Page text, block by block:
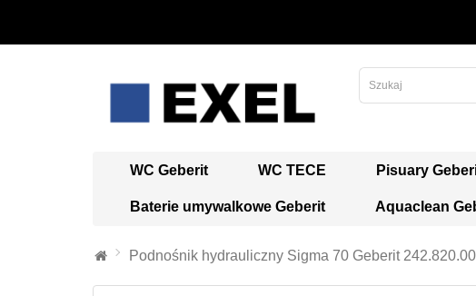
WC Geberit WC TECE Pisuary
Baterie umywalkowe Geberit Aquaclean
Podnośnik hydrauliczny Sigma 70 Geberit